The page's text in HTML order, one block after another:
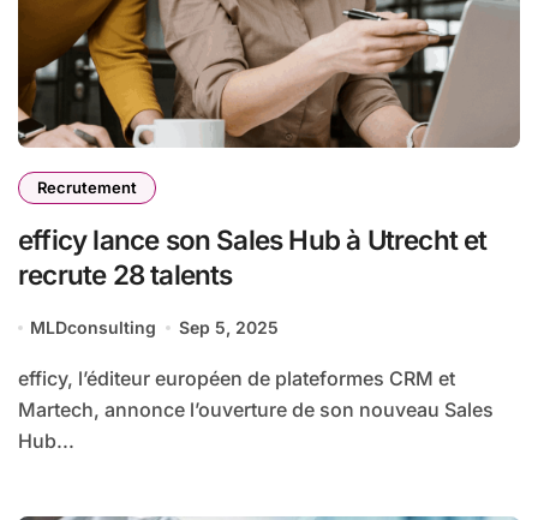
Recrutement
efficy lance son Sales Hub à Utrecht et
recrute 28 talents
MLDconsulting Sep 5, 2025
efficy, l’éditeur européen de plateformes CRM et
Martech, annonce l’ouverture de son nouveau Sales
Hub...